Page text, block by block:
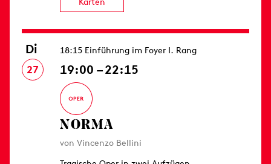
Di
27
18:15 Einführung im Foyer I. Rang
19:00 – 22:15
NORMA
von Vincenzo Bellini